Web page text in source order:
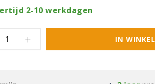
2-10 werkdagen
IN